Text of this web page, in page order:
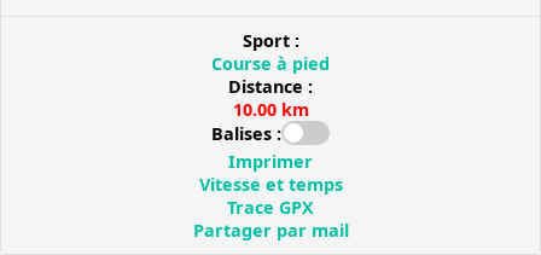
Sport :
Course à pied
Distance :
10.00 km
Balises :
Imprimer
Vitesse et temps
Trace GPX
Partager par mail